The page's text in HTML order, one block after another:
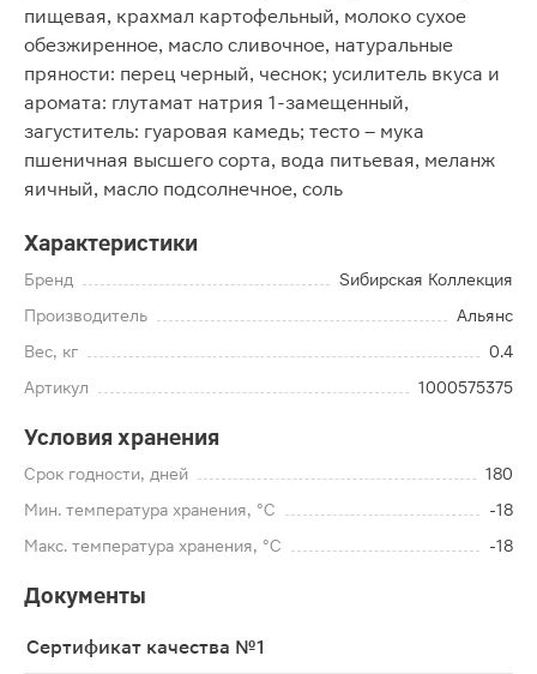
пищевая, крахмал картофельный, молоко сухое
обезжиренное, масло сливочное, натуральные
пряности: перец черный, чеснок; усилитель вкуса и
аромата: глутамат натрия 1-замещенный,
загуститель: гуаровая камедь; тесто – мука
пшеничная высшего сорта, вода питьевая, меланж
яичный, масло подсолнечное, соль
Характеристики
Бренд
Sибирская Коллекция
Производитель
Альянс
Вес, кг
0.4
Артикул
1000575375
Условия хранения
Срок годности, дней
180
Мин. температура хранения, °C
-18
Макс. температура хранения, °C
-18
Документы
Сертификат качества №1